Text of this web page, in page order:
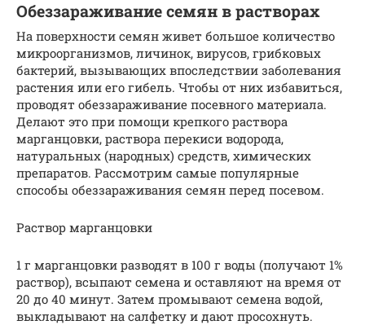
Обеззараживание семян в растворах
На поверхности семян живет большое количество
микроорганизмов, личинок, вирусов, грибковых
бактерий, вызывающих впоследствии заболевания
растения или его гибель. Чтобы от них избавиться,
проводят обеззараживание посевного материала.
Делают это при помощи крепкого раствора
марганцовки, раствора перекиси водорода,
натуральных (народных) средств, химических
препаратов. Рассмотрим самые популярные
способы обеззараживания семян перед посевом.
Раствор марганцовки
1 г марганцовки разводят в 100 г воды (получают 1%
раствор), всыпают семена и оставляют на время от
20 до 40 минут. Затем промывают семена водой,
выкладывают на салфетку и дают просохнуть.